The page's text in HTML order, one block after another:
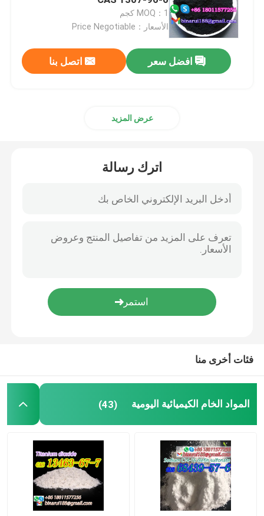
منتجات كيميائية زراعية
المواد الكيميائية العضوية الأساسية
زجاجات المختبر
أكواب المختبرات
وكلاء المنكهة
MOQ：1 كجم
الأسعار：Price Negotiable
افضل سعر اتصل بنا
عرض المزيد
اترك رسالة
فئات أخرى منا
المواد الخام الكيميائية اليومية (43)